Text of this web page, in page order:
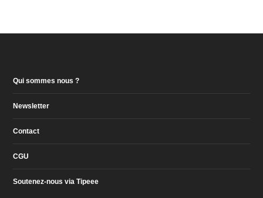
Qui sommes nous ?
Newsletter
Contact
CGU
Soutenez-nous via Tipeee